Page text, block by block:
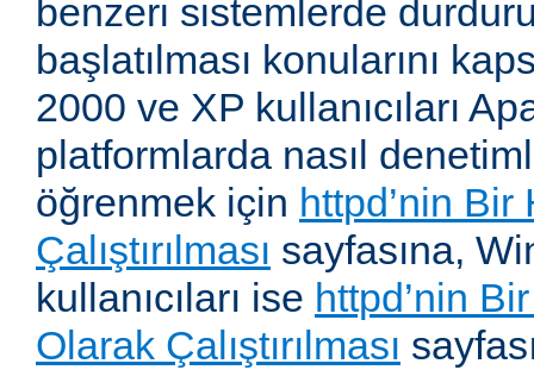
benzeri sistemlerde
başlatılması konularını
2000 ve XP kullanıcıları
platformlarda nasıl
öğrenmek için httpd’nin
Çalıştırılması sayfasına,
kullanıcıları ise httpd’nin
Olarak Çalıştırılması